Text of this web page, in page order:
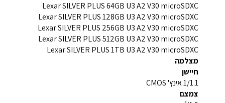
Lexar SILVER PLUS 64GB U3 A2 V30 microSDXC
Lexar SILVER PLUS 128GB U3 A2 V30 microSDXC
Lexar SILVER PLUS 256GB U3 A2 V30 microSDXC
Lexar SILVER PLUS 512GB U3 A2 V30 microSDXC
Lexar SILVER PLUS 1TB U3 A2 V30 microSDXC
מצלמה
חיישן
1/1.1 אינץ' CMOS
צמצם